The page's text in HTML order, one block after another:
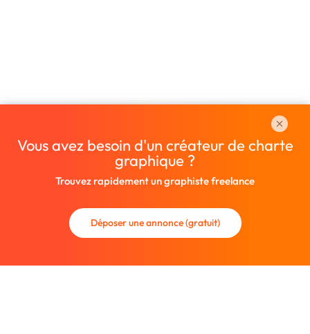
Vous avez besoin d'un créateur de charte
graphique ?
Trouvez rapidement un graphiste freelance
Déposer une annonce (gratuit)